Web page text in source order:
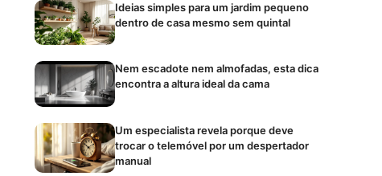
Ideias simples para um jardim pequeno
dentro de casa mesmo sem quintal
Nem escadote nem almofadas, esta dica
encontra a altura ideal da cama
Um especialista revela porque deve
trocar o telemóvel por um despertador
manual